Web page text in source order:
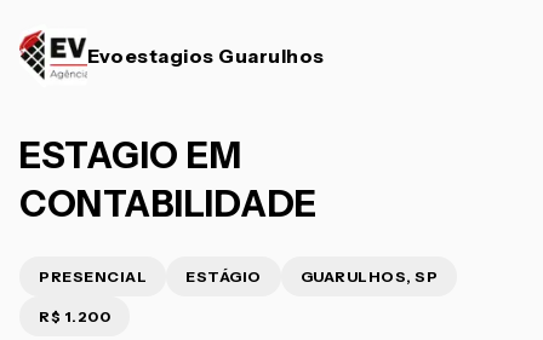
Evoestagios Guarulhos
ESTAGIO EM
CONTABILIDADE
PRESENCIAL ESTÁGIO GUARULHOS, SP
R$ 1.200